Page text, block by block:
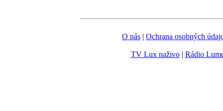
O nás | Ochrana osobných
TV Lux naživo| Rádio